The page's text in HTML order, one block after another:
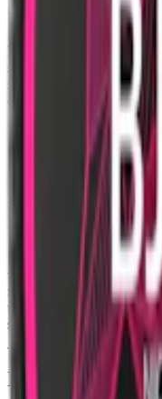
Om Lundgrens
Lundgrens Österlen Slim
smak av av röda och gula
slim-prilla som är något
optimerad och mer diskret
Varje dosa innehåller 22
och en normal styrka på
Den något torrare prillan
påse är perforerad för en
Innehållet består av
propylenglykol, salmiak,
Smaken av röda och gula
upplevelse med en
nyskördade, solmogna
uppfriskande kontrast till
smakupplevelse.
Information om